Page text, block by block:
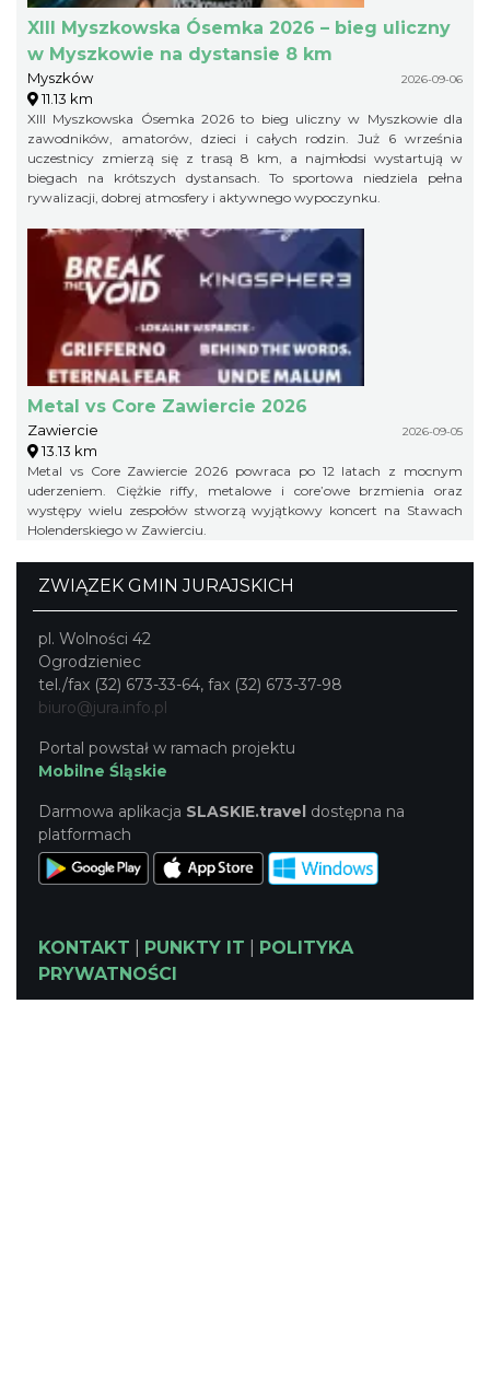
XIII Myszkowska Ósemka 2026 – bieg uliczny
w Myszkowie na dystansie 8 km
Myszków 2026-09-06
11.13 km
XIII Myszkowska Ósemka 2026 to bieg uliczny w Myszkowie dla
zawodników, amatorów, dzieci i całych rodzin. Już 6 września
uczestnicy zmierzą się z trasą 8 km, a najmłodsi wystartują w
biegach na krótszych dystansach. To sportowa niedziela pełna
rywalizacji, dobrej atmosfery i aktywnego wypoczynku.
Metal vs Core Zawiercie 2026
Zawiercie 2026-09-05
13.13 km
Metal vs Core Zawiercie 2026 powraca po 12 latach z mocnym
uderzeniem. Ciężkie riffy, metalowe i core’owe brzmienia oraz
występy wielu zespołów stworzą wyjątkowy koncert na Stawach
Holenderskiego w Zawierciu.
ZWIĄZEK GMIN JURAJSKICH
pl. Wolności 42
Ogrodzieniec
tel./fax (32) 673-33-64, fax (32) 673-37-98
biuro@jura.info.pl
Portal powstał w ramach projektu
Mobilne Śląskie
Darmowa aplikacja SLASKIE.travel dostępna na
platformach
KONTAKT PUNKTY IT
POLITYKA
PRYWATNOŚCI